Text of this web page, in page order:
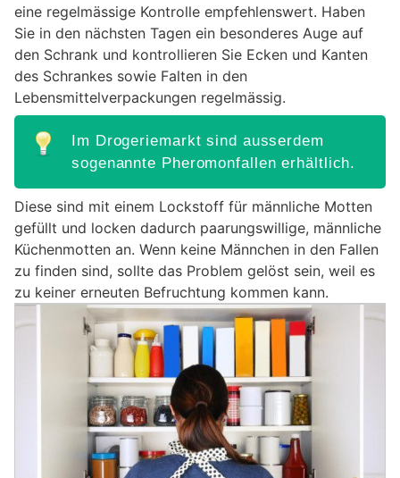
eine regelmässige Kontrolle empfehlenswert. Haben
Sie in den nächsten Tagen ein besonderes Auge auf
den Schrank und kontrollieren Sie Ecken und Kanten
des Schrankes sowie Falten in den
Lebensmittelverpackungen regelmässig.
Im Drogeriemarkt sind ausserdem
sogenannte Pheromonfallen erhältlich.
Diese sind mit einem Lockstoff für männliche Motten
gefüllt und locken dadurch paarungswillige, männliche
Küchenmotten an. Wenn keine Männchen in den Fallen
zu finden sind, sollte das Problem gelöst sein, weil es
zu keiner erneuten Befruchtung kommen kann.